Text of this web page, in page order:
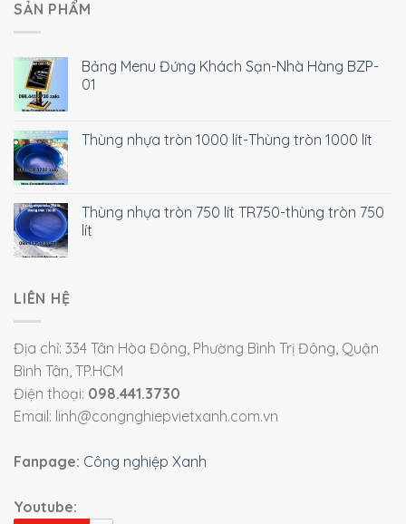
SẢN PHẨM
Bảng Menu Đứng Khách Sạn-Nhà Hàng BZP-
01
Thùng nhựa tròn 1000 lít-Thùng tròn 1000 lít
Thùng nhựa tròn 750 lít TR750-thùng tròn 750
lít
LIÊN HỆ
Địa chỉ: 334 Tân Hòa Đông, Phường Bình Trị Đông, Quận
Bình Tân, TP.HCM
Điện thoại: 098.441.3730
Email: linh@congnghiepvietxanh.com.vn
Fanpage: Công nghiệp Xanh
Youtube: